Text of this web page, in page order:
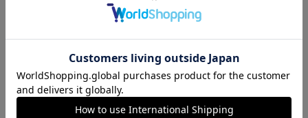
＊セット着用可（パンツ、ブラウスは別売りとなります。）
パンツ：CT6201P1 ブラウス：CT6201T1
【仕様】ダブルブレスト／2つボタン／一重仕立て／筒袖
【洗濯表示】ドライクリーニング・家庭洗濯可《洗濯機可（ネ